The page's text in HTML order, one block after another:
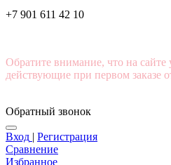
+7 901 611 42 10
Обратите внимание, что на
действующие при первом заказе
Обратный звонок
Вход | Регистрация
Сравнение
Избранное